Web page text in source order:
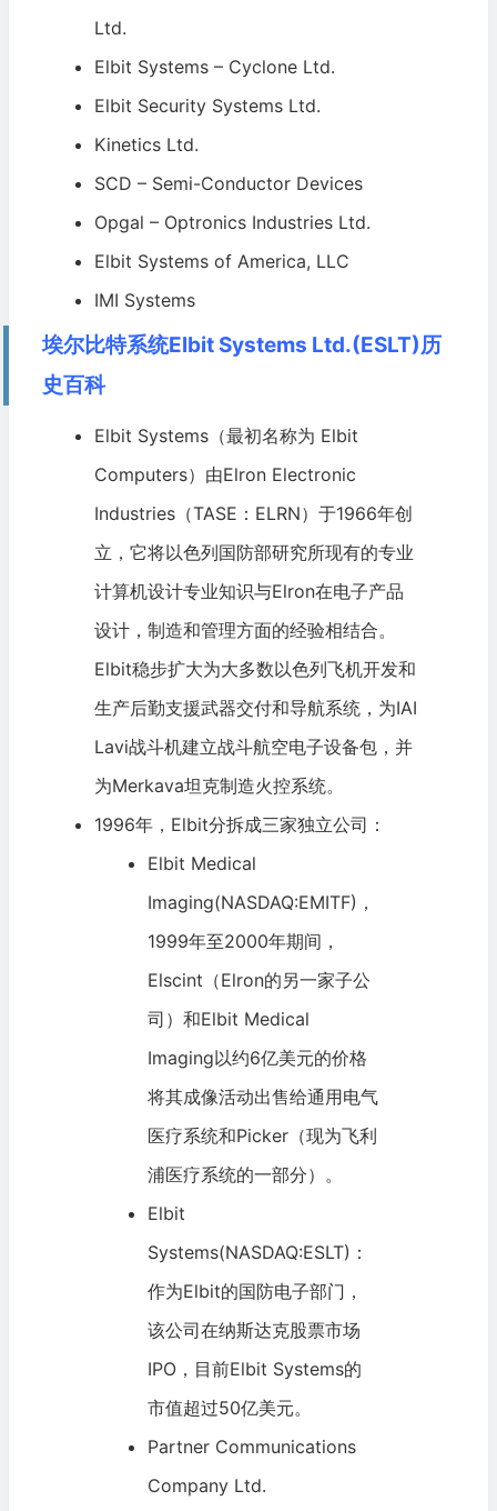
Ltd.
Elbit Systems – Cyclone Ltd.
Elbit Security Systems Ltd.
Kinetics Ltd.
SCD – Semi-Conductor Devices
Opgal – Optronics Industries Ltd.
Elbit Systems of America, LLC
IMI Systems
埃尔比特系统Elbit Systems Ltd.(ESLT)历
史百科
Elbit Systems（最初名称为 Elbit
Computers）由Elron Electronic
Industries（TASE：ELRN）于1966年创
立，它将以色列国防部研究所现有的专业
计算机设计专业知识与Elron在电子产品
设计，制造和管理方面的经验相结合。
Elbit稳步扩大为大多数以色列飞机开发和
生产后勤支援武器交付和导航系统，为IAI
Lavi战斗机建立战斗航空电子设备包，并
为Merkava坦克制造火控系统。
1996年，Elbit分拆成三家独立公司：
Elbit Medical
Imaging(NASDAQ:EMITF)，
1999年至2000年期间，
Elscint（Elron的另一家子公
司）和Elbit Medical
Imaging以约6亿美元的价格
将其成像活动出售给通用电气
医疗系统和Picker（现为飞利
浦医疗系统的一部分）。
Elbit
Systems(NASDAQ:ESLT)：
作为Elbit的国防电子部门，
该公司在纳斯达克股票市场
IPO，目前Elbit Systems的
市值超过50亿美元。
Partner Communications
Company Ltd.